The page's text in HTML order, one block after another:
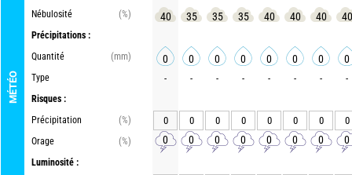
MÉTÉO
Nébulosité
(%)
Précipitations :
Quantité
(mm)
Type
Risques :
Précipitation
(%)
Orage
(%)
Luminosité :
40 35 35 35 40 40 40 40
0 0 0 0 0 0 0 0
- - - - - - - -
0 0 0 0 0 0 0 0
0 0 0 0 0 0 0 0